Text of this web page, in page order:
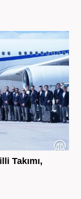
Takımı,